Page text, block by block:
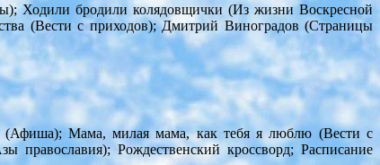
Ходили бродили колядовщички (Из жизни Воскресной
(Вести с приходов); Дмитрий Виноградов (Страницы
(Афиша); Мама, милая мама, как тебя я люблю (Вести с
Рождественский кроссворд; Расписание